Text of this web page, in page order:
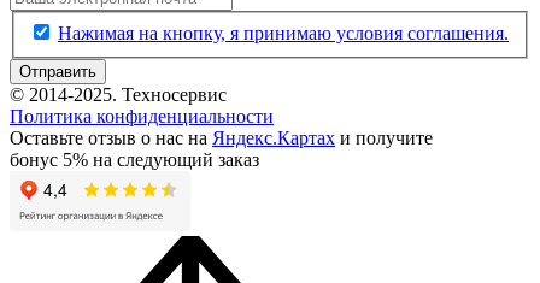
Нажимая на кнопку, я принимаю условия соглашения.
Отправить
© 2014-2025. Техносервис
Политика конфиденциальности
Оставьте отзыв о нас на Яндекс.Картах и получите
бонус 5% на следующий заказ